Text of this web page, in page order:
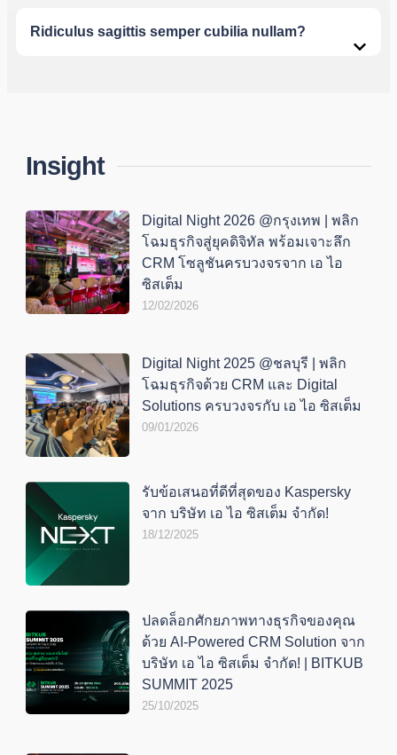
Ridiculus sagittis semper cubilia nullam?
Insight
Digital Night 2026 @กรุงเทพ | พลิก
โฉมธุรกิจสู่ยุคดิจิทัล พร้อมเจาะลึก
CRM โซลูชันครบวงจรจาก เอ ไอ
ซิสเต็ม
12/02/2026
Digital Night 2025 @ชลบุรี | พลิก
โฉมธุรกิจด้วย CRM และ Digital
Solutions ครบวงจรกับ เอ ไอ ซิสเต็ม
09/01/2026
รับข้อเสนอที่ดีที่สุดของ Kaspersky
จาก บริษัท เอ ไอ ซิสเต็ม จำกัด!
18/12/2025
ปลดล็อกศักยภาพทางธุรกิจของคุณ
ด้วย AI-Powered CRM Solution จาก
บริษัท เอ ไอ ซิสเต็ม จำกัด! | BITKUB
SUMMIT 2025
25/10/2025